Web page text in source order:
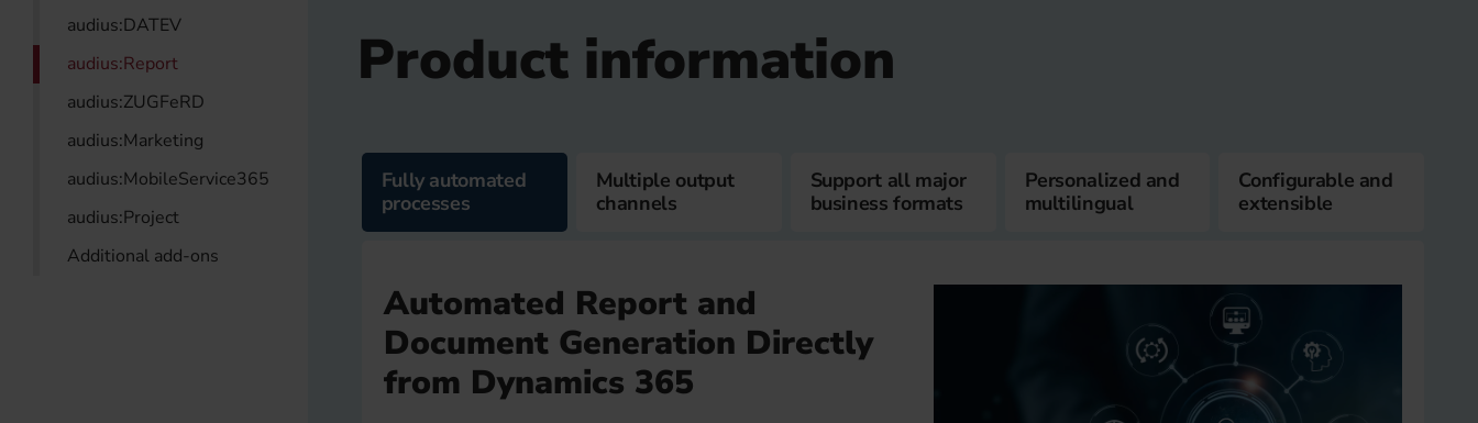
audius:DATEV
audius:Report
audius:ZUGFeRD
audius:Marketing
audius:MobileService365
audius:Project
Additional add-ons
Product information
Fully automated
processes
Multiple output
channels
Support all major
business formats
Personalized and
multilingual
Configurable and
extensible
Automated Report and
Document Generation Directly
from Dynamics 365